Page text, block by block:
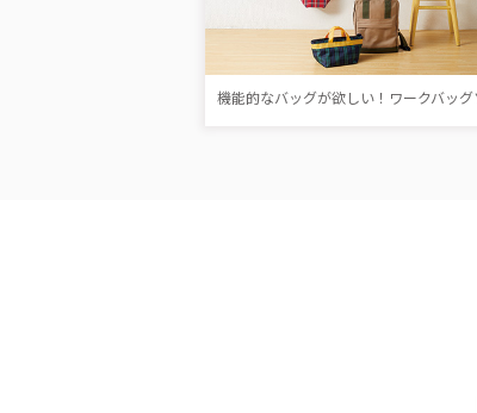
機能的なバッグが欲しい！ワークバッ